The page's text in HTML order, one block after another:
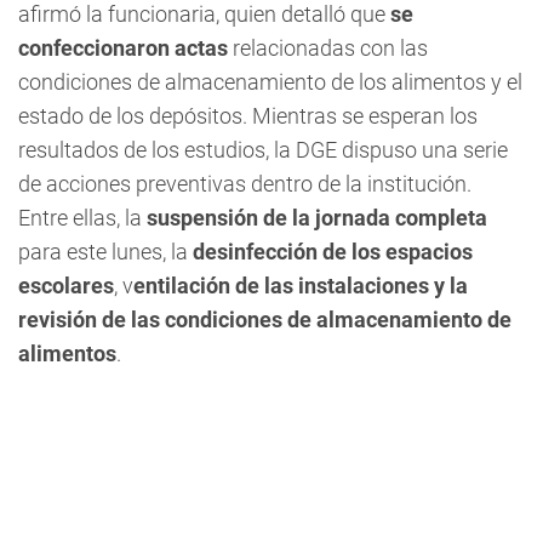
afirmó la funcionaria, quien detalló quese
confeccionaron actas relacionadas con las
condiciones de almacenamiento de los alimentos y el
estado de los depósitos. Mientras se esperan los
resultados de los estudios, la DGE dispuso una serie
de acciones preventivas dentro de la institución.
Entre ellas, la suspensión de la jornada completa
para este lunes, la desinfección de los espacios
escolares, ventilación de las instalaciones y la
revisión de las condiciones de almacenamiento de
alimentos.